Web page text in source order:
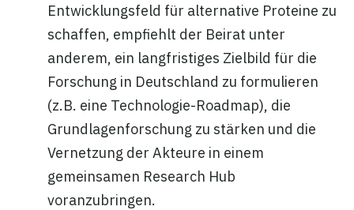
Entwicklungsfeld für alternative Proteine zu
schaffen, empfiehlt der Beirat unter
anderem, ein langfristiges Zielbild für die
Forschung in Deutschland zu formulieren
(z.B. eine Technologie-Roadmap), die
Grundlagenforschung zu stärken und die
Vernetzung der Akteure in einem
gemeinsamen Research Hub
voranzubringen.